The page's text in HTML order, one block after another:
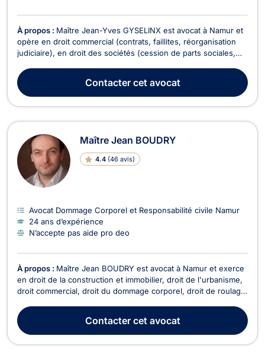
À propos : Maître Jean-Yves GYSELINX est avocat à Namur et
opère en droit commercial (contrats, faillites, réorganisation
judiciaire), en droit des sociétés (cession de parts sociales,
et en droit de la responsabilité civile. Maître Jean-Yves
GYSELINX vous représente en ...
Contactercet avocat
Maître Jean BOUDRY
4.4 (46 avis)
Avocat Dommage Corporel et Responsabilité civile Namur
24 ans d’expérience
N’accepte pas aide pro deo
À propos : Maître Jean BOUDRY est avocat à Namur et exerce
en droit de la construction et immobilier, droit de l'urbanisme,
droit commercial, droit du dommage corporel, droit de roulage
droit de la construction pour retards de livraison, malfaçons ou
sinistres sur chantier. De p...
Contactercet avocat